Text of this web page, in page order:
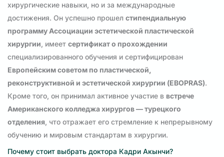
хирургические навыки, но и за международные
достижения. Он успешно прошел стипендиальную
программу Ассоциации эстетической пластической
хирургии, имеет сертификат о прохождении
специализированного обучения и сертифицирован
Европейским советом по пластической,
реконструктивной и эстетической хирургии (EBOPRAS).
Кроме того, он принимал активное участие в встрече
Американского колледжа хирургов — турецкого
отделения, что отражает его стремление к непрерывному
обучению и мировым стандартам в хирургии.
Почему стоит выбрать доктора Кадри Акынчи?